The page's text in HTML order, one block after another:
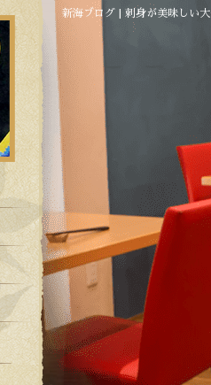
新海ブログ | 刺身が美味しい